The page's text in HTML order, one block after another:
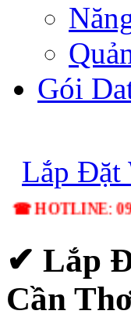
Gói
Lắp Đặt
☎ HOTLINE:
✔ Lắp
Cần